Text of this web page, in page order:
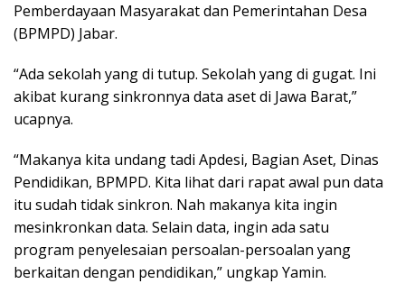
Pemberdayaan Masyarakat dan Pemerintahan Desa
(BPMPD) Jabar.
“Ada sekolah yang di tutup. Sekolah yang di gugat. Ini
akibat kurang sinkronnya data aset di Jawa Barat,”
ucapnya.
“Makanya kita undang tadi Apdesi, Bagian Aset, Dinas
Pendidikan, BPMPD. Kita lihat dari rapat awal pun data
itu sudah tidak sinkron. Nah makanya kita ingin
mesinkronkan data. Selain data, ingin ada satu
program penyelesaian persoalan-persoalan yang
berkaitan dengan pendidikan,” ungkap Yamin.